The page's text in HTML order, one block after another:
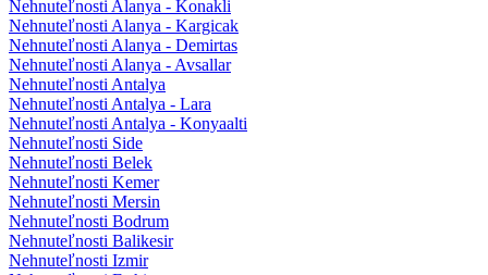
Nehnuteľnosti Alanya - Konakli
Nehnuteľnosti Alanya - Kargicak
Nehnuteľnosti Alanya - Demirtas
Nehnuteľnosti Alanya - Avsallar
Nehnuteľnosti Antalya
Nehnuteľnosti Antalya - Lara
Nehnuteľnosti Antalya - Konyaalti
Nehnuteľnosti Side
Nehnuteľnosti Belek
Nehnuteľnosti Kemer
Nehnuteľnosti Mersin
Nehnuteľnosti Bodrum
Nehnuteľnosti Balikesir
Nehnuteľnosti Izmir